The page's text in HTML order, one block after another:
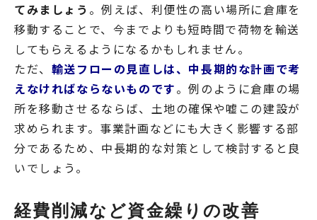
てみましょう 。例えば、利便性の高い場所に倉庫を
移動することで、今までよりも短時間で荷物を輸送
してもらえるようになるかもしれません。
ただ、 輸送フローの見直しは、中長期的な計画で考
えなければならないものです。例のように倉庫の場
所を移動させるならば、土地の確保や嘘この建設が
求められます。事業計画などにも大きく影響する部
分であるため、中長期的な対策として検討すると良
いでしょう。
経費削減など資金繰りの改善